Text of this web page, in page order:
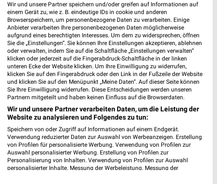
Theodor-Groz-Straße 72
72458 Albstadt
Heute 08:00 - 20:00 Uhr |
Geöffnet
571,04 km
Rossmann Albstadt
Sonnenstr. 30-34
Heute 08:00 - 20:00 Uhr | Geöffnet
570,74 km • Angebote: 3 Prospekte
Müller Albstadt-Ebingen
Wir und unsere Partner speichern und/oder greifen auf Informationen auf
einem Gerät zu, wie z. B. eindeutige IDs in cookie und anderen
Browserspeichern, um personenbezogene Daten zu verarbeiten. Einige
Anbieter verarbeiten Ihre personenbezogenen Daten möglicherweise
aufgrund eines berechtigten Interesses. Um dem zu widersprechen, öffnen
Sie die „Einstellungen“. Sie können Ihre Einstellungen akzeptieren, ablehnen
oder verwalten, indem Sie auf die Schaltfläche „Einstellungen verwalten“
klicken oder jederzeit auf die Fingerabdruck-Schaltfläche in der linken
unteren Ecke der Website klicken. Um Ihre Einwilligung zu widerrufen,
klicken Sie auf den Fingerabdruck oder den Link in der Fußzeile der Website
und klicken Sie auf den Menüpunkt „Meine Daten“. Auf dieser Seite können
Sie Ihre Einwilligung widerrufen. Diese Entscheidungen werden unseren
Partnern mitgeteilt und haben keinen Einfluss auf die Browserdaten.
Wir und unsere Partner verarbeiten Daten, um die Leistung der
Website zu analysieren und Folgendes zu tun:
Speichern von oder Zugriff auf Informationen auf einem Endgerät.
Verwendung reduzierter Daten zur Auswahl von Werbeanzeigen. Erstellung
von Profilen für personalisierte Werbung. Verwendung von Profilen zur
Auswahl personalisierter Werbung. Erstellung von Profilen zur
Personalisierung von Inhalten. Verwendung von Profilen zur Auswahl
personalisierter Inhalte. Messung der Werbeleistung. Messung der